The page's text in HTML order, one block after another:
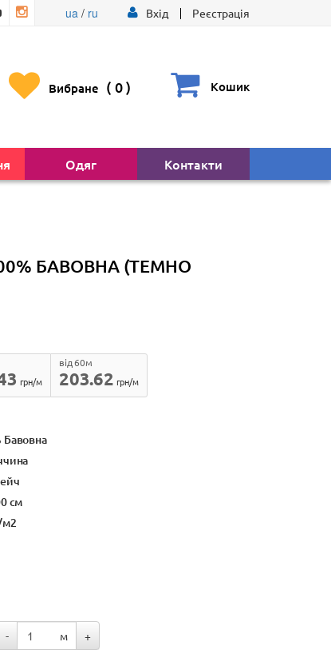
ua/ ru Вхід Реєстрація
Вибране ( 0) Кошик
Одяг Контакти
БАВОВНА (ТЕМНО
грн/м
203.62
від 60м
грн/м
Бавовна
см
м2
- м +